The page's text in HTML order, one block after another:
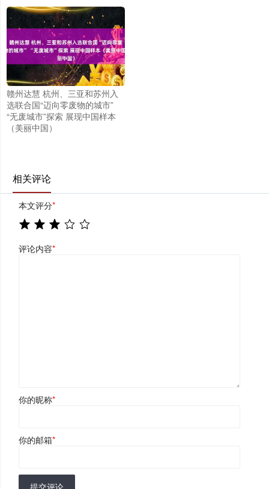
赣州达慧 杭州、三亚和苏州入
选联合国“迈向零废物的城市”
“无废城市”探索 展现中国样本
（美丽中国）
相关评论
本文评分*
评论内容*
你的昵称*
你的邮箱*
提交评论